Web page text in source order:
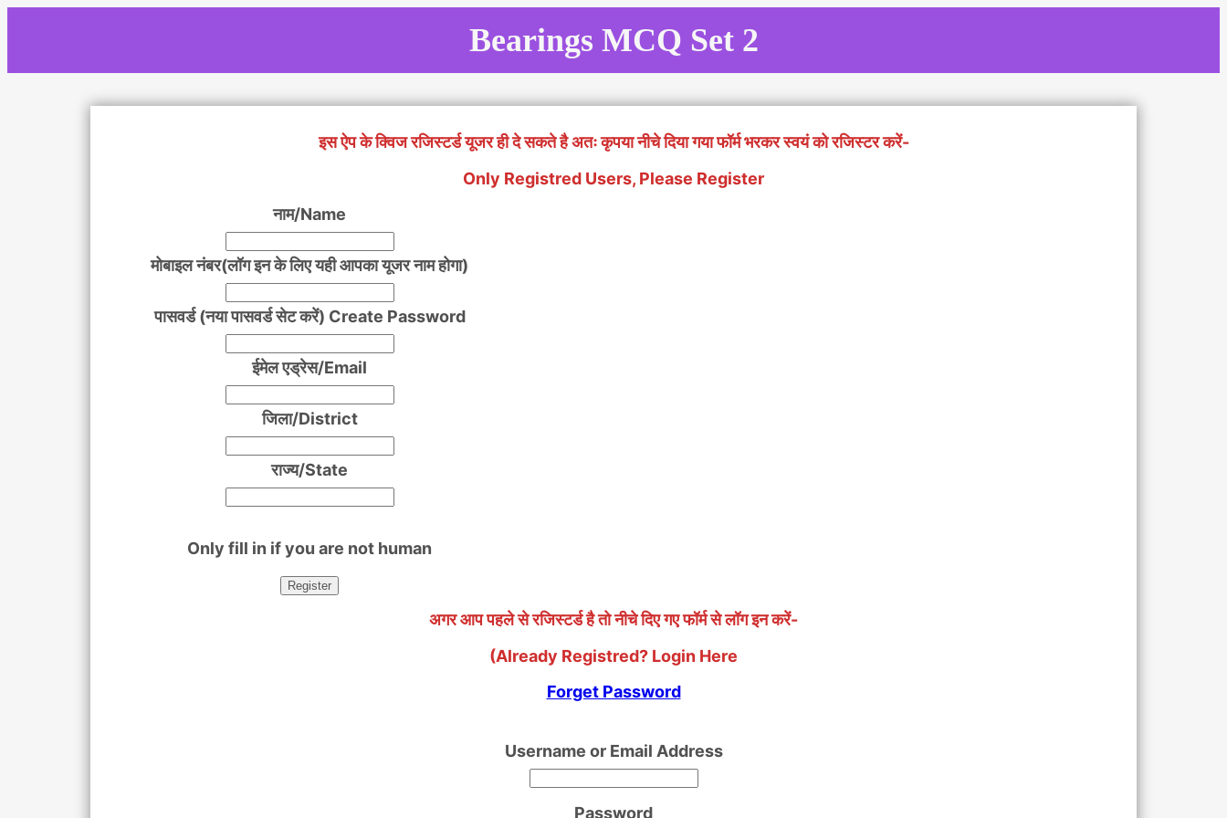
content
Bearings MCQ Set 2
इस ऐप के क्विज रजिस्टर्ड यूजर ही दे सकते है अतः कृपया नीचे दिया गया फॉर्म भरकर स्वयं को रजिस्टर करें-
Only Registred Users, Please Register
नाम/Name
मोबाइल नंबर(लॉग इन के लिए यही आपका यूजर नाम होगा)
पासवर्ड (नया पासवर्ड सेट करें) Create Password
ईमेल एड्रेस/Email
जिला/District
राज्य/State
Only fill in if you are not human
अगर आप पहले से रजिस्टर्ड है तो नीचे दिए गए फॉर्म से लॉग इन करें-
(Already Registred? Login Here
Forget Password
Username or Email Address
Password